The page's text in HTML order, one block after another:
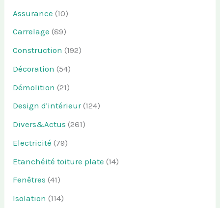
Assurance (10)
Carrelage (89)
Construction (192)
Décoration (54)
Démolition (21)
Design d'intérieur(124)
Divers&Actus (261)
Electricité (79)
Etanchéité toiture plate (14)
Fenêtres (41)
Isolation (114)